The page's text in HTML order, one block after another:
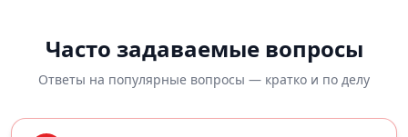
Часто задаваемые вопросы
Ответы на популярные вопросы — кратко и по делу